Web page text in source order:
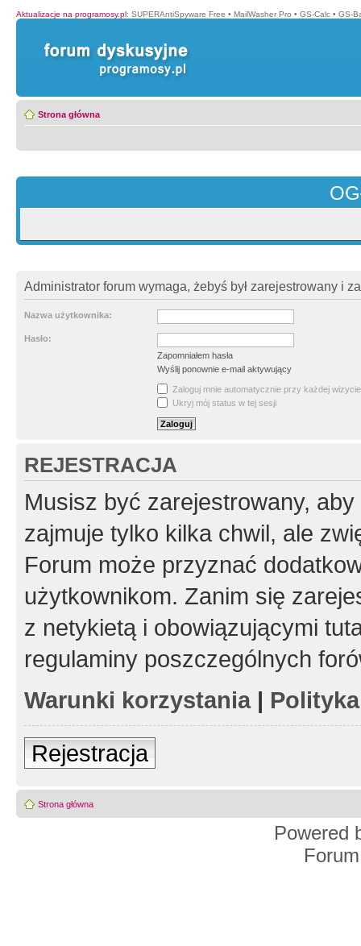
Aktualizacje na programosy.pl: SUPERAntiSpyware Free • MailWasher Pro • GS-Calc • GS-
Strona główna
Administrator forum wymaga, żebyś był zarejestrowany i
Nazwa użytkownika:
Hasło:
Zapomniałem hasła
Wyślij ponownie e-mail aktywujący
Zaloguj mnie automatycznie przy każdej wizycie
Ukryj mój status w tej sesji
REJESTRACJA
Musisz być zarejestrowany,
zajmuje tylko kilka chwil, ale
Forum może przyznać
użytkownikom. Zanim się
z netykietą i obowiązującymi
regulaminy poszczególnych
Warunki korzystania|
Rejestracja
Strona główna
Powered